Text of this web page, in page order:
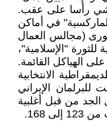
رأسا على عقب.
في أماكن
(مجالس العمال
للثورة "الإسلامية"،
الهياكل القائمة.
الانتخابية
للبرلمان الإيراني
من قبل أغلبية